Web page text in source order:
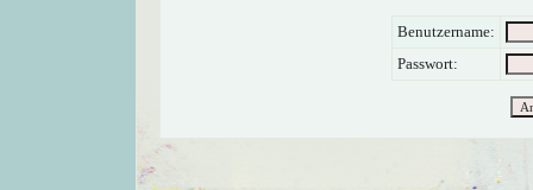
Benutzername:
Passwort: